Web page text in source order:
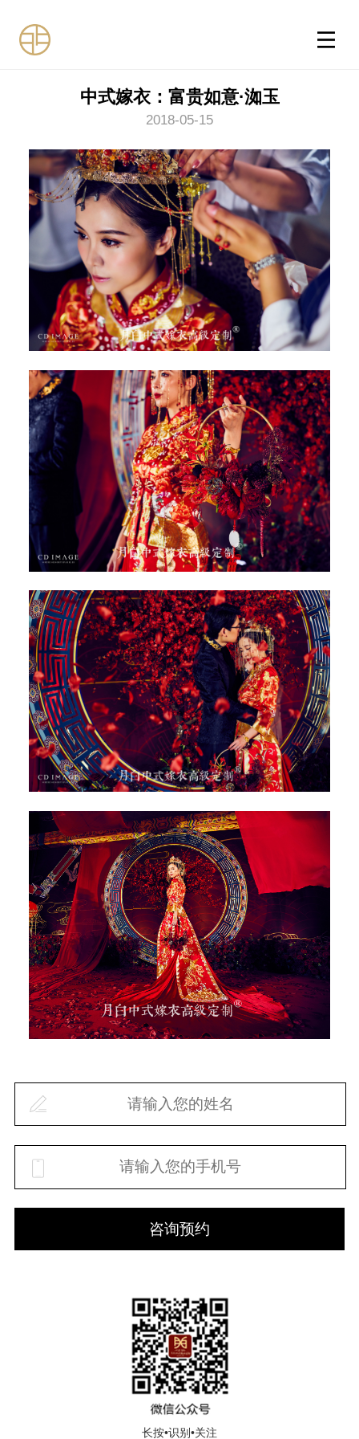
中式嫁衣：富贵如意·洳玉
2018-05-15
咨询预约
长按•识别•关注